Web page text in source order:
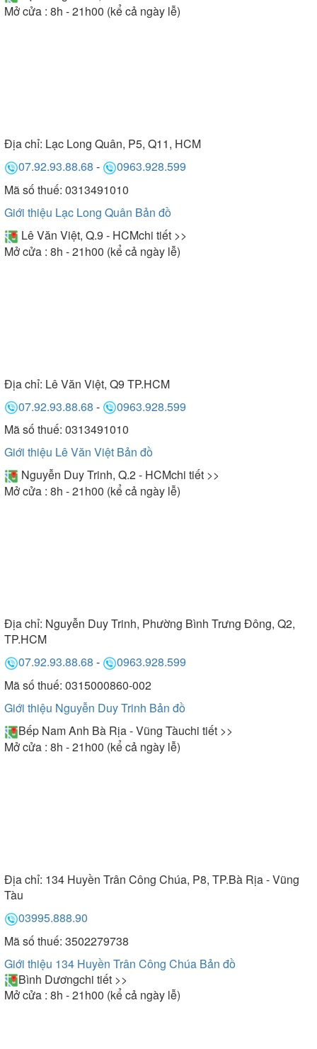
Mở cửa : 8h - 21h00 (kể cả ngày lễ)
Địa chỉ: Lạc Long Quân, P5, Q11, HCM
07.92.93.88.68 -
0963.928.599
Mã số thuế: 0313491010
Giới thiệu Lạc Long Quân Bản đồ
Lê Văn Việt, Q.9 - HCMchi tiết >>
Mở cửa : 8h - 21h00 (kể cả ngày lễ)
Địa chỉ: Lê Văn Việt, Q9 TP.HCM
07.92.93.88.68 -
0963.928.599
Mã số thuế: 0313491010
Giới thiệu Lê Văn Việt Bản đồ
Nguyễn Duy Trinh, Q.2 - HCMchi tiết >>
Mở cửa : 8h - 21h00 (kể cả ngày lễ)
Địa chỉ: Nguyễn Duy Trinh, Phường Bình Trưng Đông, Q2,
TP.HCM
07.92.93.88.68 -
0963.928.599
Mã số thuế: 0315000860-002
Giới thiệu Nguyễn Duy Trinh Bản đồ
Bếp Nam Anh Bà Rịa - Vũng Tàuchi tiết >>
Mở cửa : 8h - 21h00 (kể cả ngày lễ)
Địa chỉ: 134 Huyền Trân Công Chúa, P8, TP.Bà Rịa - Vũng
Tàu
03995.888.90
Mã số thuế: 3502279738
Giới thiệu 134 Huyền Trân Công Chúa Bản đồ
Bình Dươngchi tiết >>
Mở cửa : 8h - 21h00 (kể cả ngày lễ)